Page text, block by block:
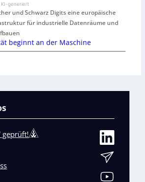
KI-generiert
und Schwarz Digits eine europäische
für industrielle Datenräume und
beginnt an der Maschine
geprüft!